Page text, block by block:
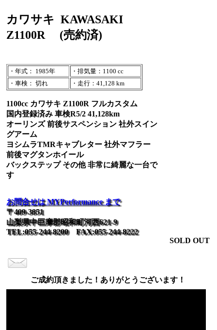
カワサキ KAWASAKI
Z1100R
(売約済)
・年式： 1985年
・排気量：1100 cc
・車検： 切れ
・走行：41,128 km
1100cc カワサキ Z1100R フルカスタム
国内登録済み 車検R5/2 41,128km
オーリンズ 前後サスペンション 社外スイン
グアーム
ヨシムラTMRキャブレター 社外マフラー
前後マグタンホイール
バックステップ その他 非常に綺麗な一台で
す
お問合せは MYPerformance まで
〒409-3851
山梨県中巨摩郡昭和町河西621-9
TEL:055-244-8200 FAX:055-244-8222
SOLD OUT
ご成約頂きました！ありがとうございます！